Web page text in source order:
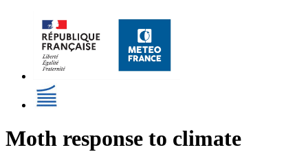
Moth response to climate